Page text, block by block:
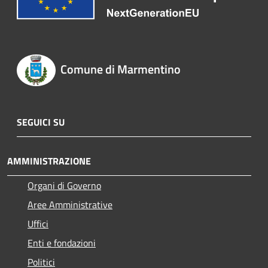
Comune di Marmentino
SEGUICI SU
AMMINISTRAZIONE
Organi di Governo
Aree Amministrative
Uffici
Enti e fondazioni
Politici